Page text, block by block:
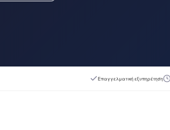
Επαγγελματική εξυπηρέτηση